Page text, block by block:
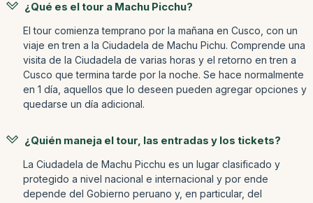
¿Qué es el tour a Machu Picchu?
El tour comienza temprano por la mañana en Cusco, con un
viaje en tren a la Ciudadela de Machu Pichu. Comprende una
visita de la Ciudadela de varias horas y el retorno en tren a
Cusco que termina tarde por la noche. Se hace normalmente
en 1 día, aquellos que lo deseen pueden agregar opciones y
quedarse un día adicional.
¿Quién maneja el tour, las entradas y los tickets?
La Ciudadela de Machu Picchu es un lugar clasificado y
protegido a nivel nacional e internacional y por ende
depende del Gobierno peruano y, en particular, del